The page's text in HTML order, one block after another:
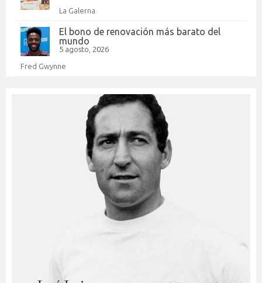
La Galerna
El bono de renovación más barato del
mundo
5 agosto, 2026
Fred Gwynne